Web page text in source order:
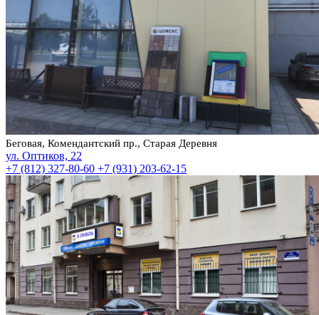
Беговая, Комендантский пр., Старая Деревня
ул. Оптиков, 22
+7 (812) 327-80-60 +7 (931) 203-62-15